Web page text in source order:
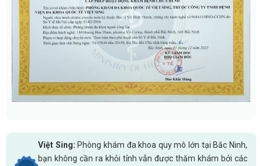
Việt Sing: Phòng khám đa khoa quy mô lớn tại Bắc Ninh,
bạn không cần ra khỏi tỉnh vẫn được thăm khám bởi các